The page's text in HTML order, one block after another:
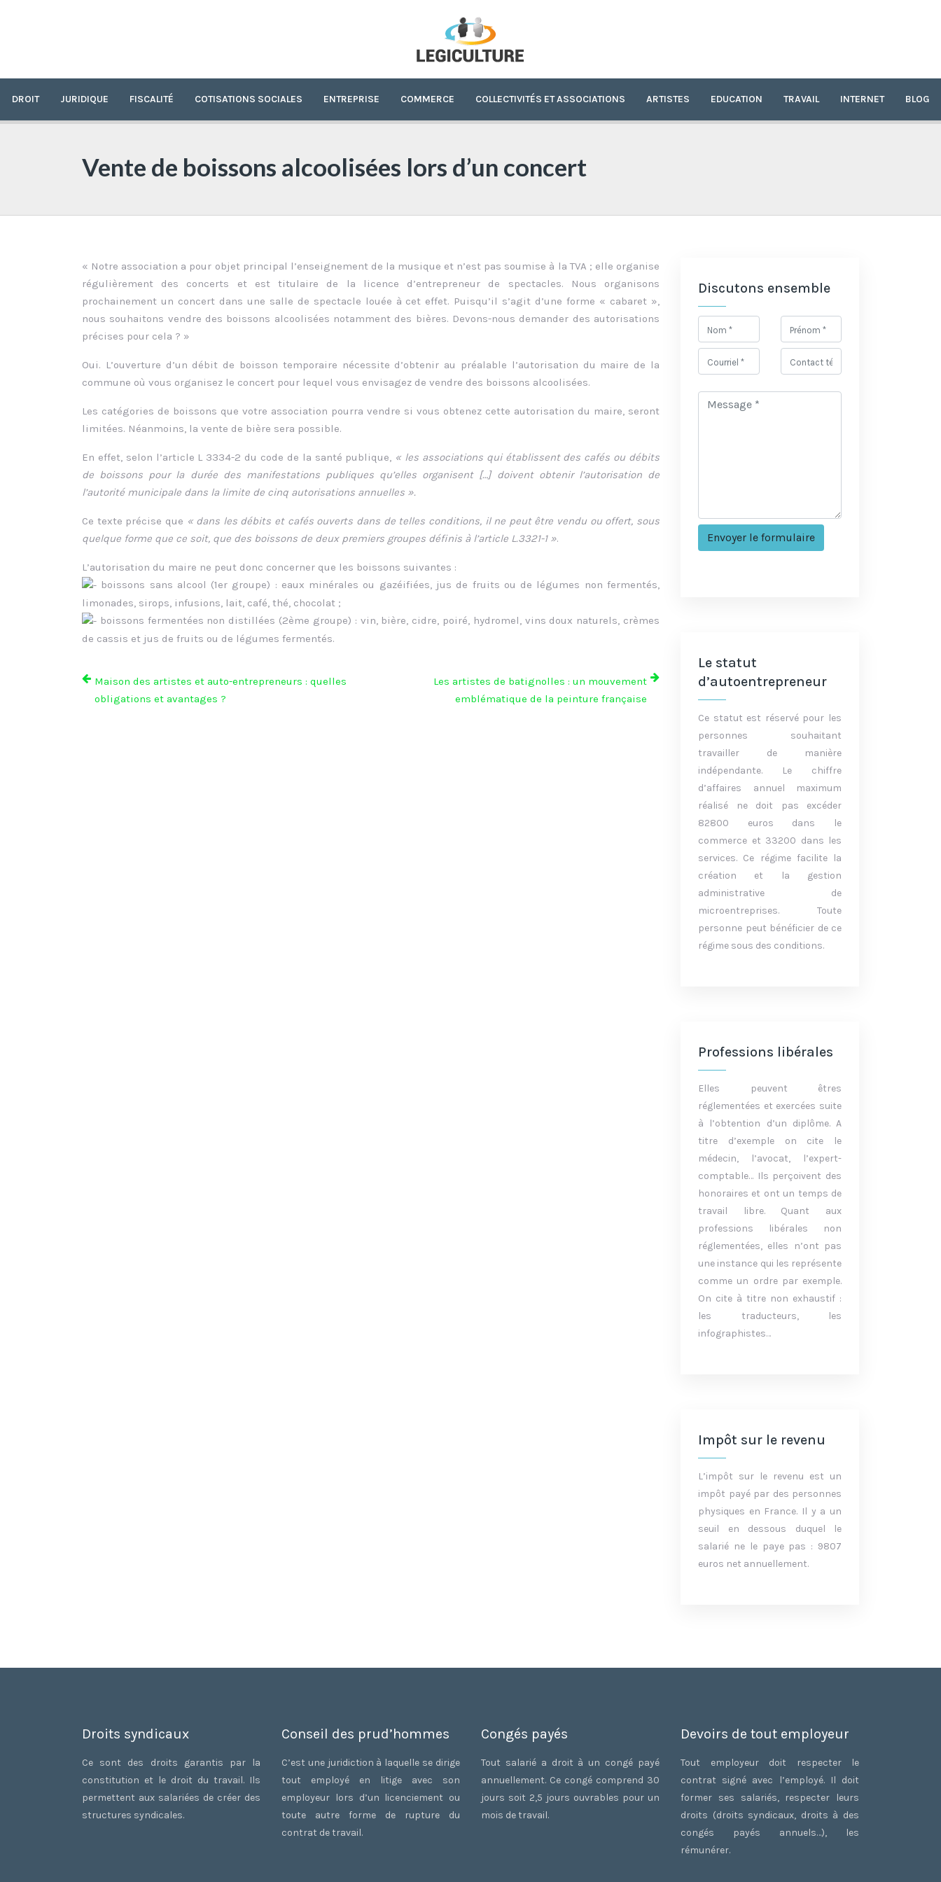
DROIT JURIDIQUE FISCALITÉ COTISATIONS SOCIALES ENTREPRISE COMMERCE COLLECTIVITÉS ET ASSOCIATIONS ARTISTES EDUCATION TRAVAIL INTERNET BLOG
Vente de boissons alcoolisées lors d’un concert
« Notre association a pour objet principal l’enseignement de la musique et n’est pas soumise à la TVA ; elle organise
régulièrement des concerts et est titulaire de la licence d’entrepreneur de spectacles. Nous organisons
prochainement un concert dans une salle de spectacle louée à cet effet. Puisqu’il s’agit d’une forme « cabaret »,
nous souhaitons vendre des boissons alcoolisées notamment des bières. Devons-nous demander des autorisations
précises pour cela ? »
Oui. L’ouverture d’un débit de boisson temporaire nécessite d’obtenir au préalable l’autorisation du maire de la
commune où vous organisez le concert pour lequel vous envisagez de vendre des boissons alcoolisées.
Les catégories de boissons que votre association pourra vendre si vous obtenez cette autorisation du maire, seront
limitées. Néanmoins, la vente de bière sera possible.
En effet, selon l’article L 3334-2 du code de la santé publique, « les associations qui établissent des cafés ou débits
de boissons pour la durée des manifestations publiques qu’elles organisent […] doivent obtenir l’autorisation de
l’autorité municipale dans la limite de cinq autorisations annuelles ».
Ce texte précise que « dans les débits et cafés ouverts dans de telles conditions, il ne peut être vendu ou offert, sous
quelque forme que ce soit, que des boissons de deux premiers groupes définis à l’article L.3321-1 ».
L’autorisation du maire ne peut donc concerner que les boissons suivantes :
boissons sans alcool (1er groupe) : eaux minérales ou gazéifiées, jus de fruits ou de légumes non fermentés,
limonades, sirops, infusions, lait, café, thé, chocolat ;
boissons fermentées non distillées (2ème groupe) : vin, bière, cidre, poiré, hydromel, vins doux naturels, crèmes
de cassis et jus de fruits ou de légumes fermentés.
Maison des artistes et auto-entrepreneurs : quelles
obligations et avantages ?
Les artistes de batignolles : un mouvement
emblématique de la peinture française
Discutons ensemble
Le statut
d’autoentrepreneur
Ce statut est réservé pour les
personnes souhaitant
travailler de manière
indépendante. Le chiffre
d’affaires annuel maximum
réalisé ne doit pas excéder
82800 euros dans le
commerce et 33200 dans les
services. Ce régime facilite la
création et la gestion
administrative de
microentreprises. Toute
personne peut bénéficier de ce
régime sous des conditions.
Professions libérales
Elles peuvent êtres
réglementées et exercées suite
à l’obtention d’un diplôme. A
titre d’exemple on cite le
médecin, l’avocat, l’expert-
comptable… Ils perçoivent des
honoraires et ont un temps de
travail libre. Quant aux
professions libérales non
réglementées, elles n’ont pas
une instance qui les représente
comme un ordre par exemple.
On cite à titre non exhaustif :
les traducteurs, les
infographistes…
Impôt sur le revenu
L’impôt sur le revenu est un
impôt payé par des personnes
physiques en France. Il y a un
seuil en dessous duquel le
salarié ne le paye pas : 9807
euros net annuellement.
Droits syndicaux
Ce sont des droits garantis par la
constitution et le droit du travail. Ils
permettent aux salariées de créer des
structures syndicales.
Conseil des prud’hommes
C’est une juridiction à laquelle se dirige
tout employé en litige avec son
employeur lors d’un licenciement ou
toute autre forme de rupture du
contrat de travail.
Congés payés
Tout salarié a droit à un congé payé
annuellement. Ce congé comprend 30
jours soit 2,5 jours ouvrables pour un
mois de travail.
Devoirs de tout employeur
Tout employeur doit respecter le
contrat signé avec l’employé. Il doit
former ses salariés, respecter leurs
droits (droits syndicaux, droits à des
congés payés annuels…), les
rémunérer.